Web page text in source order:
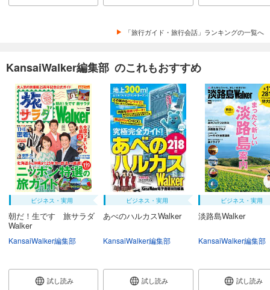
「旅行ガイド・旅行会話」ランキングの一覧へ
KansaiWalker編集部 のこれもおすすめ
ビジネス・実用
朝だ！生です 旅サラダ
Walker
KansaiWalker編集部
試し読み
ビジネス・実用
あべのハルカスWalker
KansaiWalker編集部
試し読み
ビジネス・実用
淡路島Walker
KansaiWalker編集部
試し読み